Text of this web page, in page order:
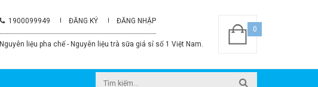
0
1900099949 ĐĂNG KÝ ĐĂNG NHẬP
Nguyên liệu pha chế - Nguyên liệu trà sữa giá sỉ số 1 Việt Nam.